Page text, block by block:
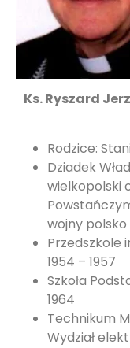
Ks. Ryszard
Rodzice:
Dziadek
wielkopolski
wojny polsko
Przedszkole
1954 – 1957
Szkoła
1964
Technikum
Wydział